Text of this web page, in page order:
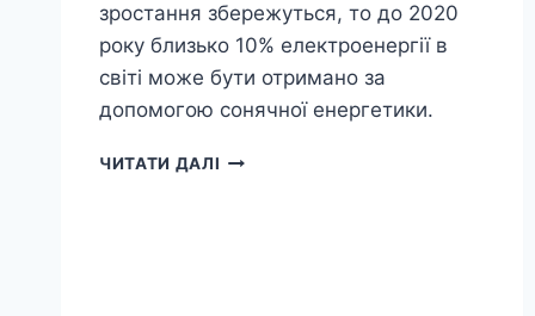
зростання збережуться, то до 2020
року близько 10% електроенергії в
світі може бути отримано за
допомогою сонячної енергетики.
ЧИТАТИ ДАЛІ ТОП